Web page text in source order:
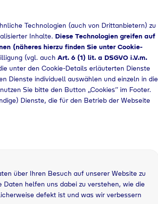
Technologien (auch von Drittanbietern) zu
Inhalte. Diese Technologien greifen auf
(näheres hierzu finden Sie unter Cookie-
(vgl. auch Art. 6 (1) lit. a DSGVO i.V.m.
unter den Cookie-Details erläuterten Dienste
Dienste individuell auswählen und einzeln in die
Sie bitte den Button „Cookies“ im Footer.
Dienste, die für den Betrieb der Webseite
über Ihren Besuch auf unserer Website zu
Daten helfen uns dabei zu verstehen, wie die
defekt ist und was wir verbessern